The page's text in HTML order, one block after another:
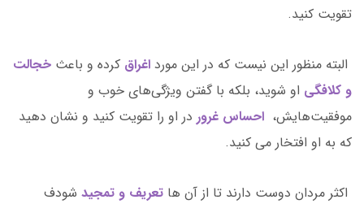
تقویت کنید.
البته منظور این نیست که در این مورد اغراق کرده و باعث خجالت
و کلافگی او شوید، بلکه با گفتن ویژگی‌های خوب و
موفقیت‌هایش، احساس غرور در او را تقویت کنید و نشان دهید
که به او افتخار می کنید.
اکثر مردان دوست دارند تا از آن ها تعریف و تمجید شودف